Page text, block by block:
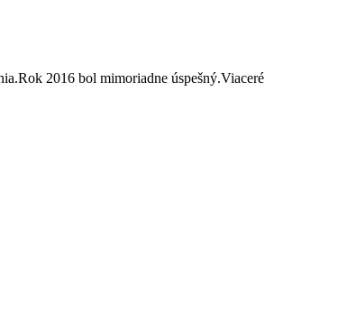
2016 bol mimoriadne úspešný.Viaceré